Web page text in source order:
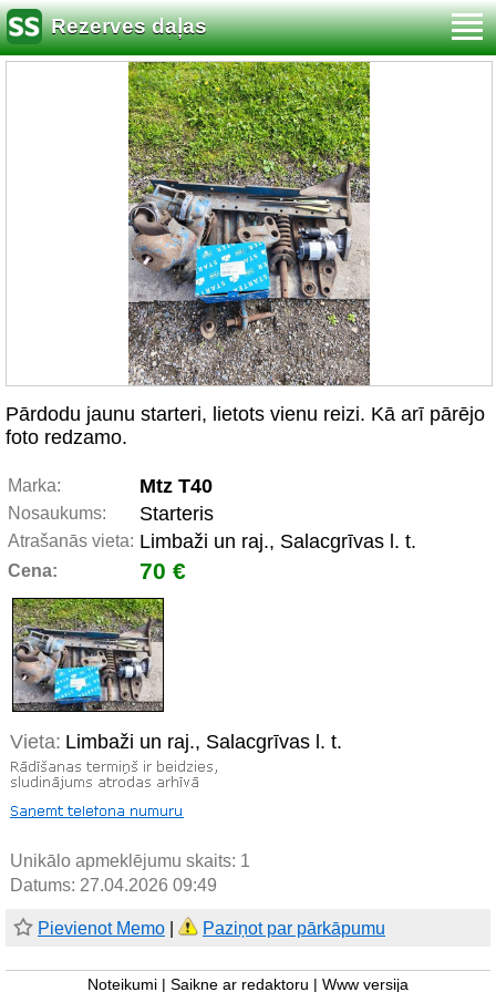
Rezerves daļas
Pārdodu jaunu starteri, lietots vienu reizi. Kā arī pārējo
foto redzamo.
Marka: Mtz T40
Nosaukums: Starteris
Atrašanās vieta: Limbaži un raj., Salacgrīvas l. t.
Cena: 70 €
Vieta: Limbaži un raj., Salacgrīvas l. t.
Unikālo apmeklējumu skaits: 1
Datums: 27.04.2026 09:49
Pievienot Memo Paziņot par pārkāpumu
Noteikumi Saikne ar redaktoru Www versija